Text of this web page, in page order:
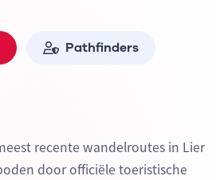
Pathfinders
recente wandelroutes in Lier
door officiële toeristische